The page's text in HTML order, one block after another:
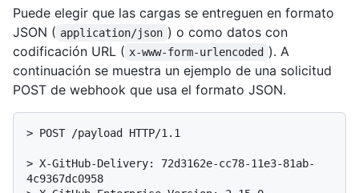
Puede elegir que las cargas se entreguen en formato
JSON ( application/json ) o como datos con
codificación URL ( x-www-form-urlencoded ). A
continuación se muestra un ejemplo de una solicitud
POST de webhook que usa el formato JSON.
> POST /payload HTTP/1.1
> X-GitHub-Delivery: 72d3162e-cc78-11e3-81ab-
4c9367dc0958